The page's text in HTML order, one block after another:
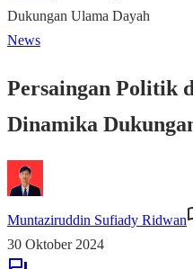
Dukungan Ulama Dayah
News
Persaingan Politik
Dinamika
Muntaziruddin Sufiady Ridwan
30 Oktober 2024